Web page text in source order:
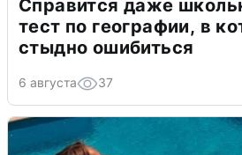
Справится даже
тест по географии, в
стыдно ошибиться
6 августа 37